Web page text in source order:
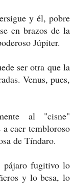
y él, pobre
en brazos de la
Júpiter.
ser otra que la
Venus, pues,
al "cisne"
caer tembloroso
de Tíndaro.
pájaro fugitivo lo
y lo besa, lo